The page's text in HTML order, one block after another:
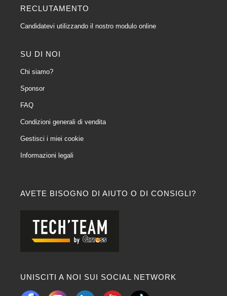
AVETE BISOGNO DI AIUTO O DI CONSIGLI?
UNISCITI A NOI SUI SOCIAL NETWORK
RECLUTAMENTO
Candidatevi utilizzando il nostro modulo online
SU DI NOI
Chi siamo?
Sponsor
FAQ
Condizioni generali di vendita
Gestisci i miei cookie
Informazioni legali